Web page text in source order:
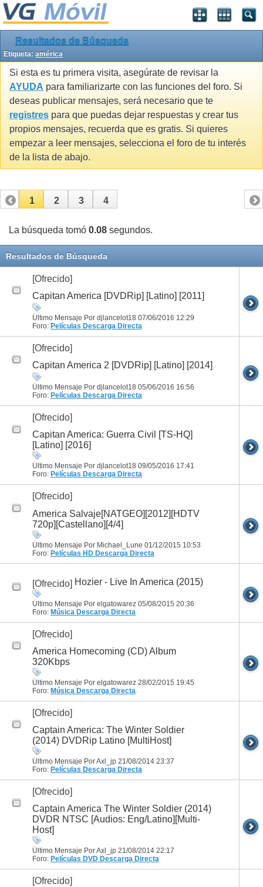
Resultados de Búsqueda
Etiqueta: américa
Si esta es tu primera visita, asegúrate de revisar la
AYUDA para familiarizarte con las funciones del foro. Si
deseas publicar mensajes, será necesario que te
registres para que puedas dejar respuestas y crear tus
propios mensajes, recuerda que es gratis. Si quieres
empezar a leer mensajes, selecciona el foro de tu interés
de la lista de abajo.
1 2 3 4
La búsqueda tomó 0.08 segundos.
Resultados de Búsqueda
[Ofrecido]
Capitan America [DVDRip] [Latino] [2011]
Último Mensaje Por djlancelot18 07/06/2016 12:29
Foro: Películas Descarga Directa
[Ofrecido]
Capitan America 2 [DVDRip] [Latino] [2014]
Último Mensaje Por djlancelot18 05/06/2016 16:56
Foro: Películas Descarga Directa
[Ofrecido]
Capitan America: Guerra Civil [TS-HQ]
[Latino] [2016]
Último Mensaje Por djlancelot18 09/05/2016 17:41
Foro: Películas Descarga Directa
[Ofrecido]
America Salvaje[NATGEO][2012][HDTV
720p][Castellano][4/4]
Último Mensaje Por Michael_Lune 01/12/2015 10:53
Foro: Películas HD Descarga Directa
[Ofrecido] Hozier - Live In America (2015)
Último Mensaje Por elgatowarez 05/08/2015 20:36
Foro: Música Descarga Directa
[Ofrecido]
America Homecoming (CD) Album
320Kbps
Último Mensaje Por elgatowarez 28/02/2015 19:45
Foro: Música Descarga Directa
[Ofrecido]
Captain America: The Winter Soldier
(2014) DVDRip Latino [MultiHost]
Último Mensaje Por Axl_jp 21/08/2014 23:37
Foro: Películas Descarga Directa
[Ofrecido]
Captain America The Winter Soldier (2014)
DVDR NTSC [Audios: Eng/Latino][Multi-
Host]
Último Mensaje Por Axl_jp 21/08/2014 22:17
Foro: Películas DVD Descarga Directa
[Ofrecido]